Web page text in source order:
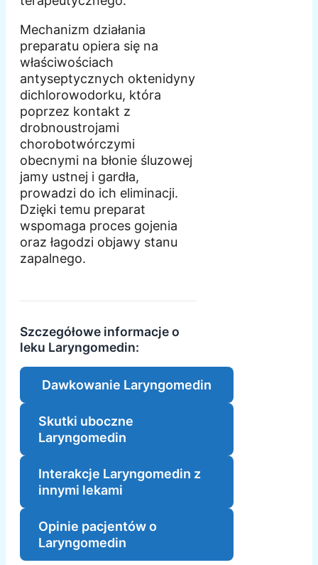
Mechanizm działania
preparatu opiera się na
właściwościach
antyseptycznych oktenidyny
dichlorowodorku, która
poprzez kontakt z
drobnoustrojami
chorobotwórczymi
obecnymi na błonie śluzowej
jamy ustnej i gardła,
prowadzi do ich eliminacji.
Dzięki temu preparat
wspomaga proces gojenia
oraz łagodzi objawy stanu
zapalnego.
Szczegółowe informacje o
leku Laryngomedin:
Dawkowanie Laryngomedin
Skutki uboczne
Laryngomedin
Interakcje Laryngomedin z
innymi lekami
Opinie pacjentów o
Laryngomedin